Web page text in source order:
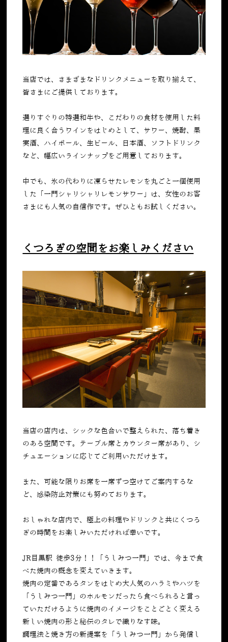
当店では、さまざまなドリンクメニューを取り揃えて、
皆さまにご提供しております。
選りすぐりの特選和牛や、こだわりの食材を使用した料
理に良く合うワインをはじめとして、サワー、焼酎、果
実酒、ハイボール、生ビール、日本酒、ソフトドリンク
など、幅広いラインナップをご用意しております。
中でも、氷の代わりに凍らせたレモンを丸ごと一個使用
した「一門シャリシャリレモンサワー」は、女性のお客
さまにも人気の自信作です。ぜひともお試しください。
くつろぎの空間をお楽しみください
当店の店内は、シックな色合いで整えられた、落ち着き
のある空間です。テーブル席とカウンター席があり、シ
チュエーションに応じてご利用いただけます。
また、可能な限りお席を一席ずつ空けてご案内するな
ど、感染防止対策にも努めております。
おしゃれな店内で、極上の料理やドリンクと共にくつろ
ぎの時間をお楽しみいただければ幸いです。
JR目黒駅 徒歩3分！！「うしみつ一門」では、今まで食
べた焼肉の概念を変えていきます。
焼肉の定番であるタンをはじめ大人気のハラミやハツを
「うしみつ一門」のホルモンだったら食べられると言っ
ていただけるように焼肉のイメージをことごとく変える
新しい焼肉の形と秘伝のタレで織りなす味。
調理法と焼き方の新提案を「うしみつ一門」から発信し